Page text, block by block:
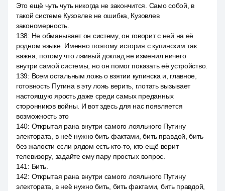
Это ещё чуть чуть никогда не закончится. Само собой, в
такой системе Кузовлев не ошибка, Кузовлев
закономерность.
138: Не обманывает он систему, он говорит с ней на её
родном языке. Именно поэтому история с купинским так
важна, потому что лживый доклад не изменил ничего
внутри самой системы, но он помог показать её устройство.
139: Всем остальным ложь о взятии купинска и, главное,
готовность Путина в эту ложь верить, глотать вызывает
настоящую ярость даже среди самых преданных
сторонников войны. И вот здесь для нас появляется
возможность это
140: Открытая рана внутри самого лояльного Путину
электората, в неё нужно бить фактами, бить правдой, бить
без жалости если рядом есть кто-то, кто ещё верит
телевизору, задайте ему пару простых вопрос.
141 : Бить.
142: Открытая рана внутри самого лояльного Путину
электората, в неё нужно бить, бить фактами, бить правдой,